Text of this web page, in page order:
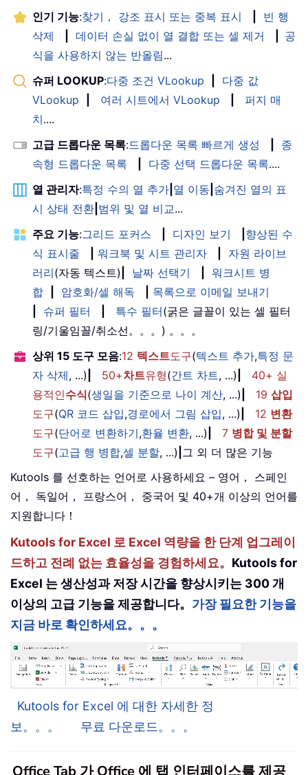
인기 기능:찾기， 강조 표시 또는 중복 표시
빈 행
삭제
데이터 손실 없이 열 결합 또는 셀 제거
공
식을 사용하지 않는 반올림...
슈퍼 LOOKUP:다중 조건 VLookup
다중 값
VLookup
여러 시트에서 VLookup
퍼지 매
치....
고급 드롭다운 목록:드롭다운 목록 빠르게 생성
종
속형 드롭다운 목록
다중 선택 드롭다운 목록....
열 관리자:특정 수의 열 추가 열 이동 숨겨진 열의 표
시 상태 전환 범위 및 열 비교...
주요 기능:그리드 포커스 디자인 보기
향상된 수
식 표시줄
워크북 및 시트 관리자
자원 라이브
러리(자동 텍스트) 날짜 선택기
워크시트 병
합
암호화/셀 해독
목록으로 이메일 보내기
슈퍼 필터 특수 필터(굵은 글꼴이 있는 셀 필터
링/기울임꼴/취소선。。。) 。。。
상위 15 도구 모음:12 텍스트도구(텍스트 추가,특정 문
자 삭제, ...) 50+차트유형(간트 차트, ...)
40+ 실
용적인수식(생일을 기준으로 나이 계산, ...) 19 삽입
도구(QR 코드 삽입,경로에서 그림 삽입, ...) 12 변환
도구(단어로 변환하기,환율 변환, ...) 7 병합 및 분할
도구(고급 행 병합,셀 분할, ...) 그 외 더 많은 기능
Kutools 를 선호하는 언어로 사용하세요 – 영어， 스페인
어， 독일어， 프랑스어， 중국어 및 40+개 이상의 언어를
지원합니다！
Kutools for Excel 로 Excel 역량을 한 단계 업그레이
드하고 전례 없는 효율성을 경험하세요。 Kutools for
Excel 는 생산성과 저장 시간을 향상시키는 300 개
이상의 고급 기능을 제공합니다。 가장 필요한 기능을
지금 바로 확인하세요。。。
Kutools for Excel 에 대한 자세한 정
보。。。
무료 다운로드。。。
Office Tab 가 Office 에 탭 인터페이스를 제공